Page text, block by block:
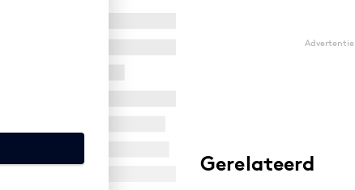
Advertentie
Gerelateerd